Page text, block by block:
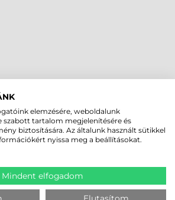
címkét választani a papír
választani, ha a jelölésnek ellen kell állnia a
szükséges a műanyag címkék
elemzésére, weboldalunk
szabott tartalom megjelenítésére és
biztosítására. Az általunk használt sütikkel
nyissa meg a beállításokat.
Mindent elfogadom
Elutasítom